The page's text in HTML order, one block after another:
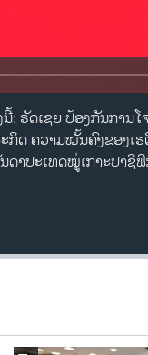
ຣັດເຊຍ ປ້ອງກັນການ
ດ ຄວາມໝັ້ນຄົງຂອງເ
ດາປະເທດໝູ່ເກາະປາຊີ